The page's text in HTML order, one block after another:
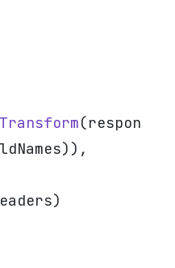
Transform(respon